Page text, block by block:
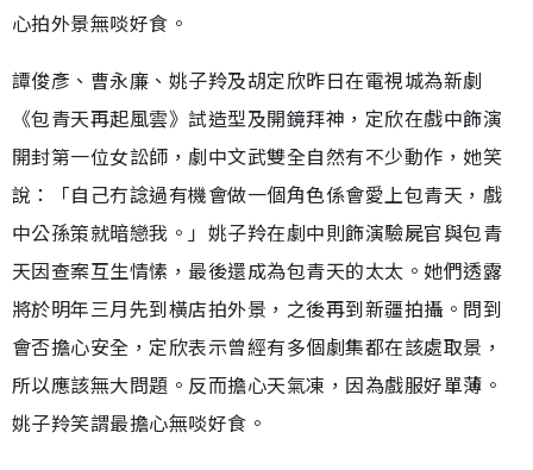
心拍外景無啖好食。
譚俊彥、曹永廉、姚子羚及胡定欣昨日在電視城為新劇
《包青天再起風雲》試造型及開鏡拜神，定欣在戲中飾演
開封第一位女訟師，劇中文武雙全自然有不少動作，她笑
說：「自己冇諗過有機會做一個角色係會愛上包青天，戲
中公孫策就暗戀我。」姚子羚在劇中則飾演驗屍官與包青
天因查案互生情愫，最後還成為包青天的太太。她們透露
將於明年三月先到橫店拍外景，之後再到新疆拍攝。問到
會否擔心安全，定欣表示曾經有多個劇集都在該處取景，
所以應該無大問題。反而擔心天氣凍，因為戲服好單薄。
姚子羚笑謂最擔心無啖好食。